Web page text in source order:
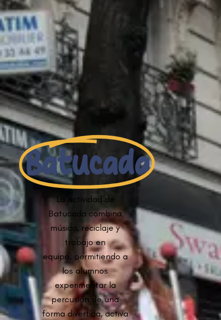
Batucada
La actividad de
Batucada combina
música, reciclaje y
trabajo en
equipo, permitiendo a
los alumnos
experimentar la
percusión de una
forma divertida, activa